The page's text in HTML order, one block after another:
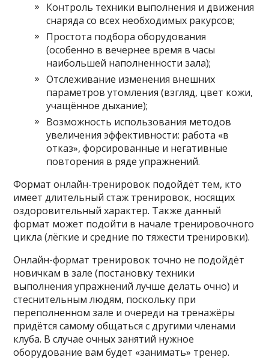
Контроль техники выполнения и движения
снаряда со всех необходимых ракурсов;
Простота подбора оборудования
(особенно в вечернее время в часы
наибольшей наполненности зала);
Отслеживание изменения внешних
параметров утомления (взгляд, цвет кожи,
учащённое дыхание);
Возможность использования методов
увеличения эффективности: работа «в
отказ», форсированные и негативные
повторения в ряде упражнений.
Формат онлайн-тренировок подойдёт тем, кто
имеет длительный стаж тренировок, носящих
оздоровительный характер. Также данный
формат может подойти в начале тренировочного
цикла (лёгкие и средние по тяжести тренировки).
Онлайн-формат тренировок точно не подойдёт
новичкам в зале (постановку техники
выполнения упражнений лучше делать очно) и
стеснительным людям, поскольку при
переполненном зале и очереди на тренажёры
придётся самому общаться с другими членами
клуба. В случае очных занятий нужное
оборудование вам будет «занимать» тренер.